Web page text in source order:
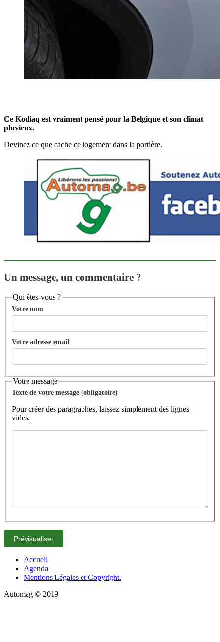
Ce Kodiaq est vraiment pensé pour la Belgique et son climat
pluvieux.
Devinez ce que cache ce logement dans la portière.
Un message, un commentaire ?
Qui êtes-vous ?
Votre nom
Votre adresse email
Votre message
Texte de votre message (obligatoire)
Pour créer des paragraphes, laissez simplement des lignes
vides.
Accueil
Agenda
Mentions Légales et Copyright.
Automag © 2019